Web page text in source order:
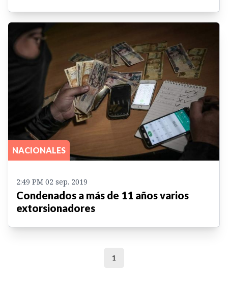
NACIONALES
2:49 PM 02 sep. 2019
Condenados a más de 11 años varios
extorsionadores
1